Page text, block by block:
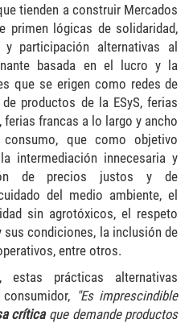
tienden a construir Mercados
primen lógicas de solidaridad,
y participación alternativas al
basada en el lucro y la
que se erigen como redes de
productos de la ESyS, ferias
francas a lo largo y ancho
que como objetivo
intermediación innecesaria y
de precios justos y de
del medio ambiente, el
sin agrotóxicos, el respeto
condiciones, la inclusión de
entre otros.
estas prácticas alternativas
"Esimprescindible
críticaque demande productos